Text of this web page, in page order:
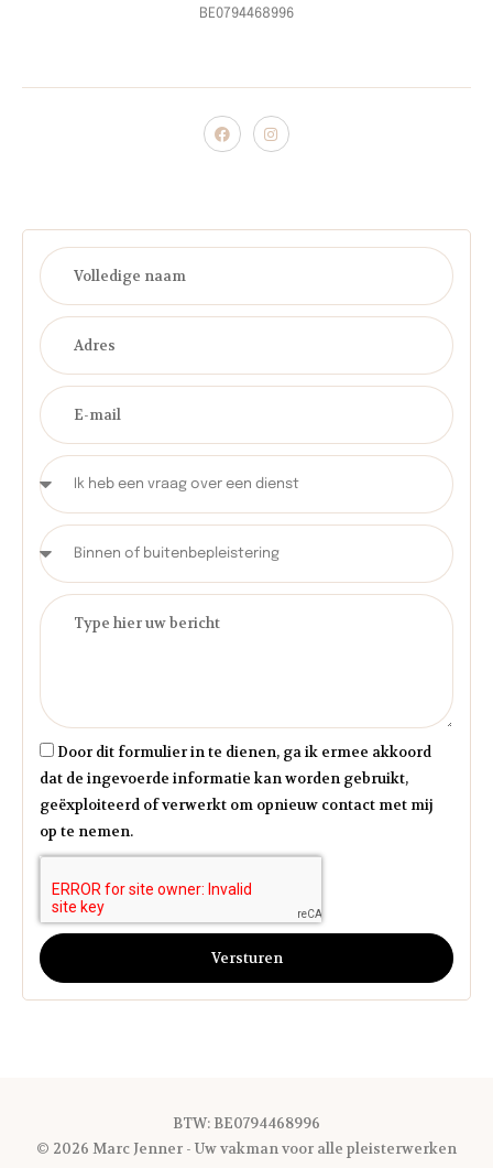
BE0794468996
Door dit formulier in te dienen, ga ik ermee akkoord
dat de ingevoerde informatie kan worden gebruikt,
geëxploiteerd of verwerkt om opnieuw contact met mij
op te nemen.
Versturen
BTW: BE0794468996
© 2026 Marc Jenner - Uw vakman voor alle pleisterwerken